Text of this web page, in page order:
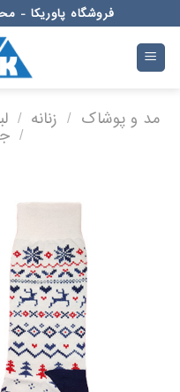
to
content
فروشگاه پاوریکا -
مد و پوشاک / زنانه /
/